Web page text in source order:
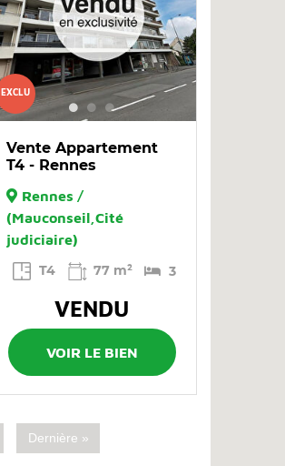
EXCLU
Vente Appartement
T4 - Rennes
Rennes /
(Mauconseil,Cité
judiciaire)
T4
77 m² 3
VENDU
VOIR LE BIEN
Dernière »